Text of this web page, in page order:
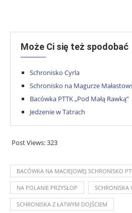
Może Ci się też spodobać
Schronisko Cyrla
Schronisko na Magurze
Bacówka PTTK „Pod Małą Rawką”
Jedzenie w Tatrach
Post Views:323
BACÓWKA NA MACIEJOWEJ SCHRONISKO
NA POLANIE PRZYSŁOP SCHRONISKA
SCHRONISKA Z ŁATWYM DOJŚCIEM